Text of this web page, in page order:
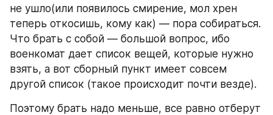
не ушло(или появилось смирение, мол хрен
теперь откосишь, кому как) — пора собираться.
Что брать с собой — большой вопрос, ибо
военкомат дает список вещей, которые нужно
взять, а вот сборный пункт имеет совсем
другой список (такое происходит почти везде).
Поэтому брать надо меньше, все равно отберут